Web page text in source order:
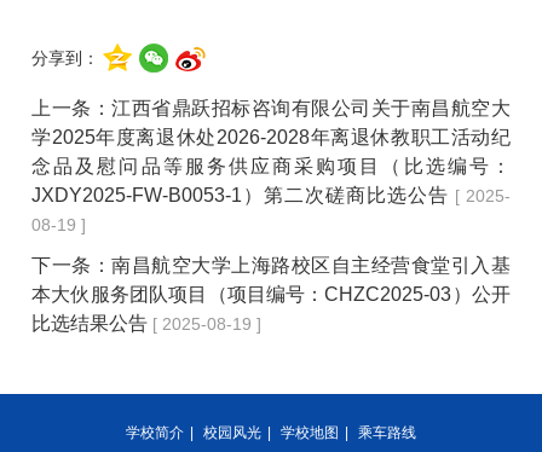
分享到：
上一条：江西省鼎跃招标咨询有限公司关于南昌航空大
学2025年度离退休处2026-2028年离退休教职工活动纪
念品及慰问品等服务供应商采购项目（比选编号：
JXDY2025-FW-B0053-1）第二次磋商比选公告 [ 2025-
08-19 ]
下一条：南昌航空大学上海路校区自主经营食堂引入基
本大伙服务团队项目（项目编号：CHZC2025-03）公开
比选结果公告 [ 2025-08-19 ]
学校简介 校园风光 学校地图 乘车路线